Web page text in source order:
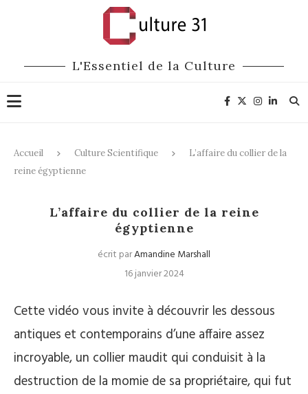
L'Essentiel de la Culture
Accueil Culture Scientifique
L’affaire du collier de la
reine égyptienne
L’affaire du collier de la reine
égyptienne
écrit parAmandine Marshall
16 janvier 2024
Cette vidéo vous invite à découvrir les dessous
antiques et contemporains d’une affaire assez
incroyable, un collier maudit qui conduisit à la
destruction de la momie de sa propriétaire, qui fut